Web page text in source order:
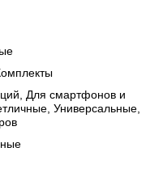
Для смартфонов и
Универсальные,